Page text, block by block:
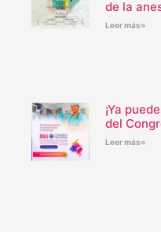
de la
Leer más»
¡Ya
del
Leer más»